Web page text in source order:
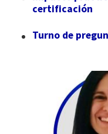
certificación
Turno de